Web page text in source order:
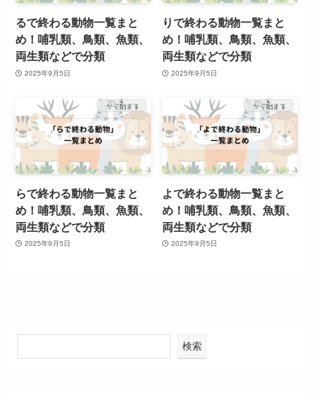
るで終わる動物一覧まと
め！哺乳類、鳥類、魚類、
両生類などで分類
2025年9月5日
りで終わる動物一覧まと
め！哺乳類、鳥類、魚類、
両生類などで分類
2025年9月5日
らで終わる動物一覧まと
め！哺乳類、鳥類、魚類、
両生類などで分類
2025年9月5日
よで終わる動物一覧まと
め！哺乳類、鳥類、魚類、
両生類などで分類
2025年9月5日
検索